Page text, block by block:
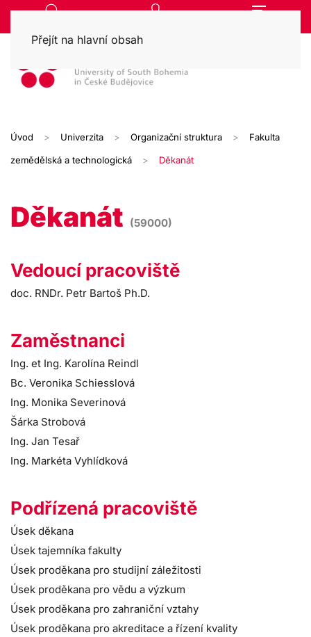
Přejít na hlavní obsah
Úvod Univerzita Organizační struktura Fakulta
zemědělská a technologická Děkanát
Děkanát (59000)
Vedoucí pracoviště
doc. RNDr. Petr Bartoš Ph.D.
Zaměstnanci
Ing. et Ing. Karolína Reindl
Bc. Veronika Schiesslová
Ing. Monika Severinová
Šárka Strobová
Ing. Jan Tesař
Ing. Markéta Vyhlídková
Podřízená pracoviště
Úsek děkana
Úsek tajemníka fakulty
Úsek proděkana pro studijní záležitosti
Úsek proděkana pro vědu a výzkum
Úsek proděkana pro zahraniční vztahy
Úsek proděkana pro akreditace a řízení kvality